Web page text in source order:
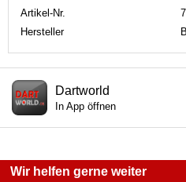
Artikel-Nr.
Hersteller
Dartworld
In App öffnen
Wir helfen gerne weiter